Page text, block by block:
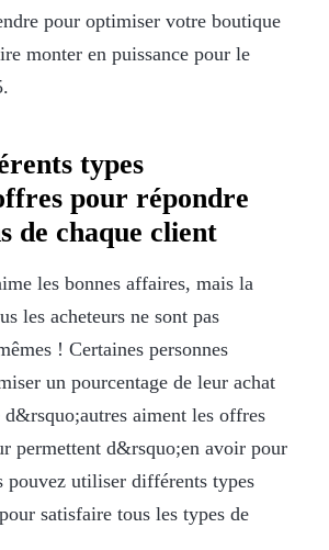
pour optimiser votre boutique
monter en puissance pour le
types
pour répondre
de chaque client
les bonnes affaires, mais la
les acheteurs ne sont pas
! Certaines personnes
un pourcentage de leur achat
aiment les offres
permettent d&rsquo;en avoir pour
pouvez utiliser différents types
satisfaire tous les types de